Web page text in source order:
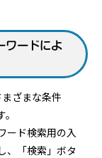
ワードによ
ざまな条件
ード検索用の入
、「検索」ボタ